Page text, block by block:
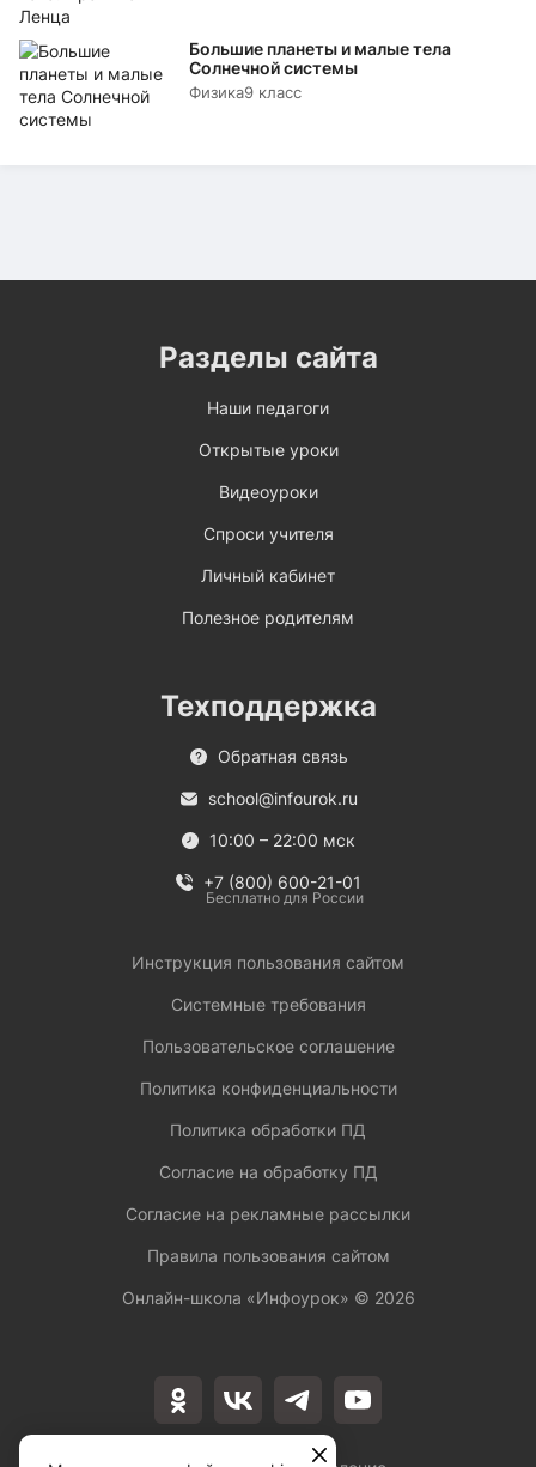
Большие планеты и малые тела
Солнечной системы
Физика9 класс
Разделы сайта
Наши педагоги
Открытые уроки
Видеоуроки
Спроси учителя
Личный кабинет
Полезное родителям
Техподдержка
Обратная связь
school@infourok.ru
10:00 – 22:00 мск
+7 (800) 600-21-01
Бесплатно для России
Инструкция пользования сайтом
Системные требования
Пользовательское соглашение
Политика конфиденциальности
Политика обработки ПД
Согласие на обработку ПД
Согласие на рекламные рассылки
Правила пользования сайтом
Онлайн-школа «Инфоурок» © 2026